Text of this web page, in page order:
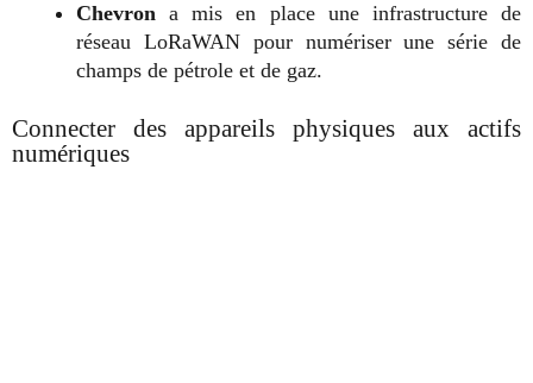
Chevrona mis en place une infrastructure de
réseau LoRaWAN pour numériser une série de
champs de pétrole et de gaz.
Connecter des appareils physiques aux actifs
numériques